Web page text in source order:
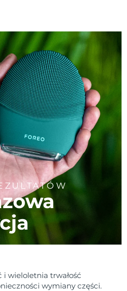
i wieloletnia trwałość
wymiany części.